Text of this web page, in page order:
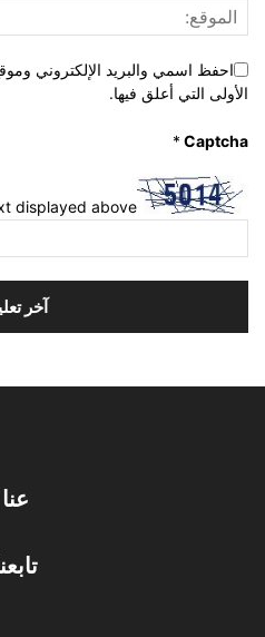
احفظ اسمي والبريد الإلكتروني
الأولى التي أعلق فيها.
Captcha
*
displayed above:
عنا